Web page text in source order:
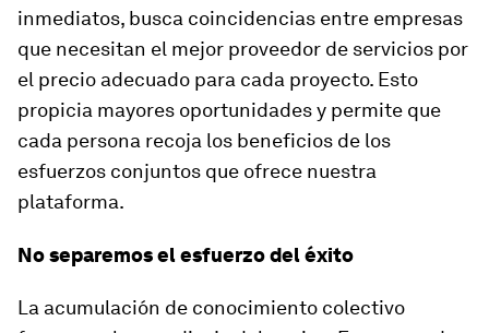
inmediatos, busca coincidencias entre empresas
que necesitan el mejor proveedor de servicios por
el precio adecuado para cada proyecto. Esto
propicia mayores oportunidades y permite que
cada persona recoja los beneficios de los
esfuerzos conjuntos que ofrece nuestra
plataforma.
No separemos el esfuerzo del éxito
La acumulación de conocimiento colectivo